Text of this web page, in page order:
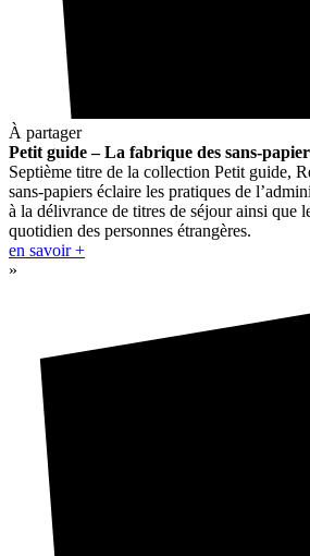
À partager
Petit guide – La fabrique des sans-
Septième titre de la collection Petit guide,
sans-papiers éclaire les pratiques de
à la délivrance de titres de séjour ainsi que
quotidien des personnes étrangères.
en savoir +
»